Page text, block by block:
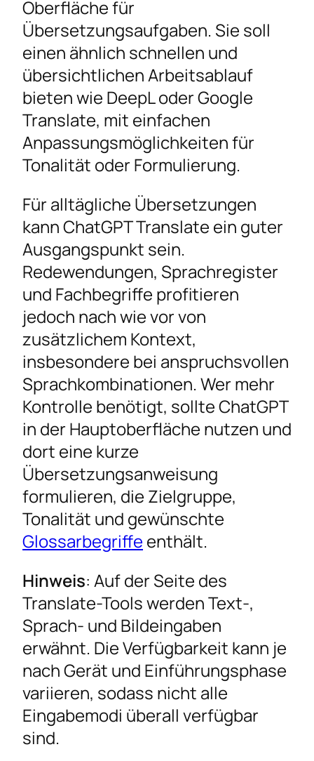
Oberfläche für
Übersetzungsaufgaben. Sie soll
einen ähnlich schnellen und
übersichtlichen Arbeitsablauf
bieten wie DeepL oder Google
Translate, mit einfachen
Anpassungsmöglichkeiten für
Tonalität oder Formulierung.
Für alltägliche Übersetzungen
kann ChatGPT Translate ein guter
Ausgangspunkt sein.
Redewendungen, Sprachregister
und Fachbegriffe profitieren
jedoch nach wie vor von
zusätzlichem Kontext,
insbesondere bei anspruchsvollen
Sprachkombinationen. Wer mehr
Kontrolle benötigt, sollte ChatGPT
in der Hauptoberfläche nutzen und
dort eine kurze
Übersetzungsanweisung
formulieren, die Zielgruppe,
Tonalität und gewünschte
Glossarbegriffe enthält.
Hinweis: Auf der Seite des
Translate-Tools werden Text-,
Sprach- und Bildeingaben
erwähnt. Die Verfügbarkeit kann je
nach Gerät und Einführungsphase
variieren, sodass nicht alle
Eingabemodi überall verfügbar
sind.